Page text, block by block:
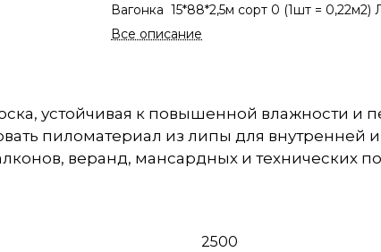
Вагонка 15*88*2,5м сорт 0 (1шт = 0,22м2)
Все описание
устойчивая к повышенной влажности и
пиломатериал из липы для
веранд, мансардных и технических
2500